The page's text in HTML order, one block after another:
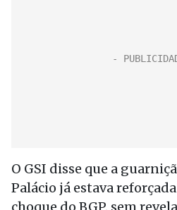
O GSI disse que a
Palácio já estava